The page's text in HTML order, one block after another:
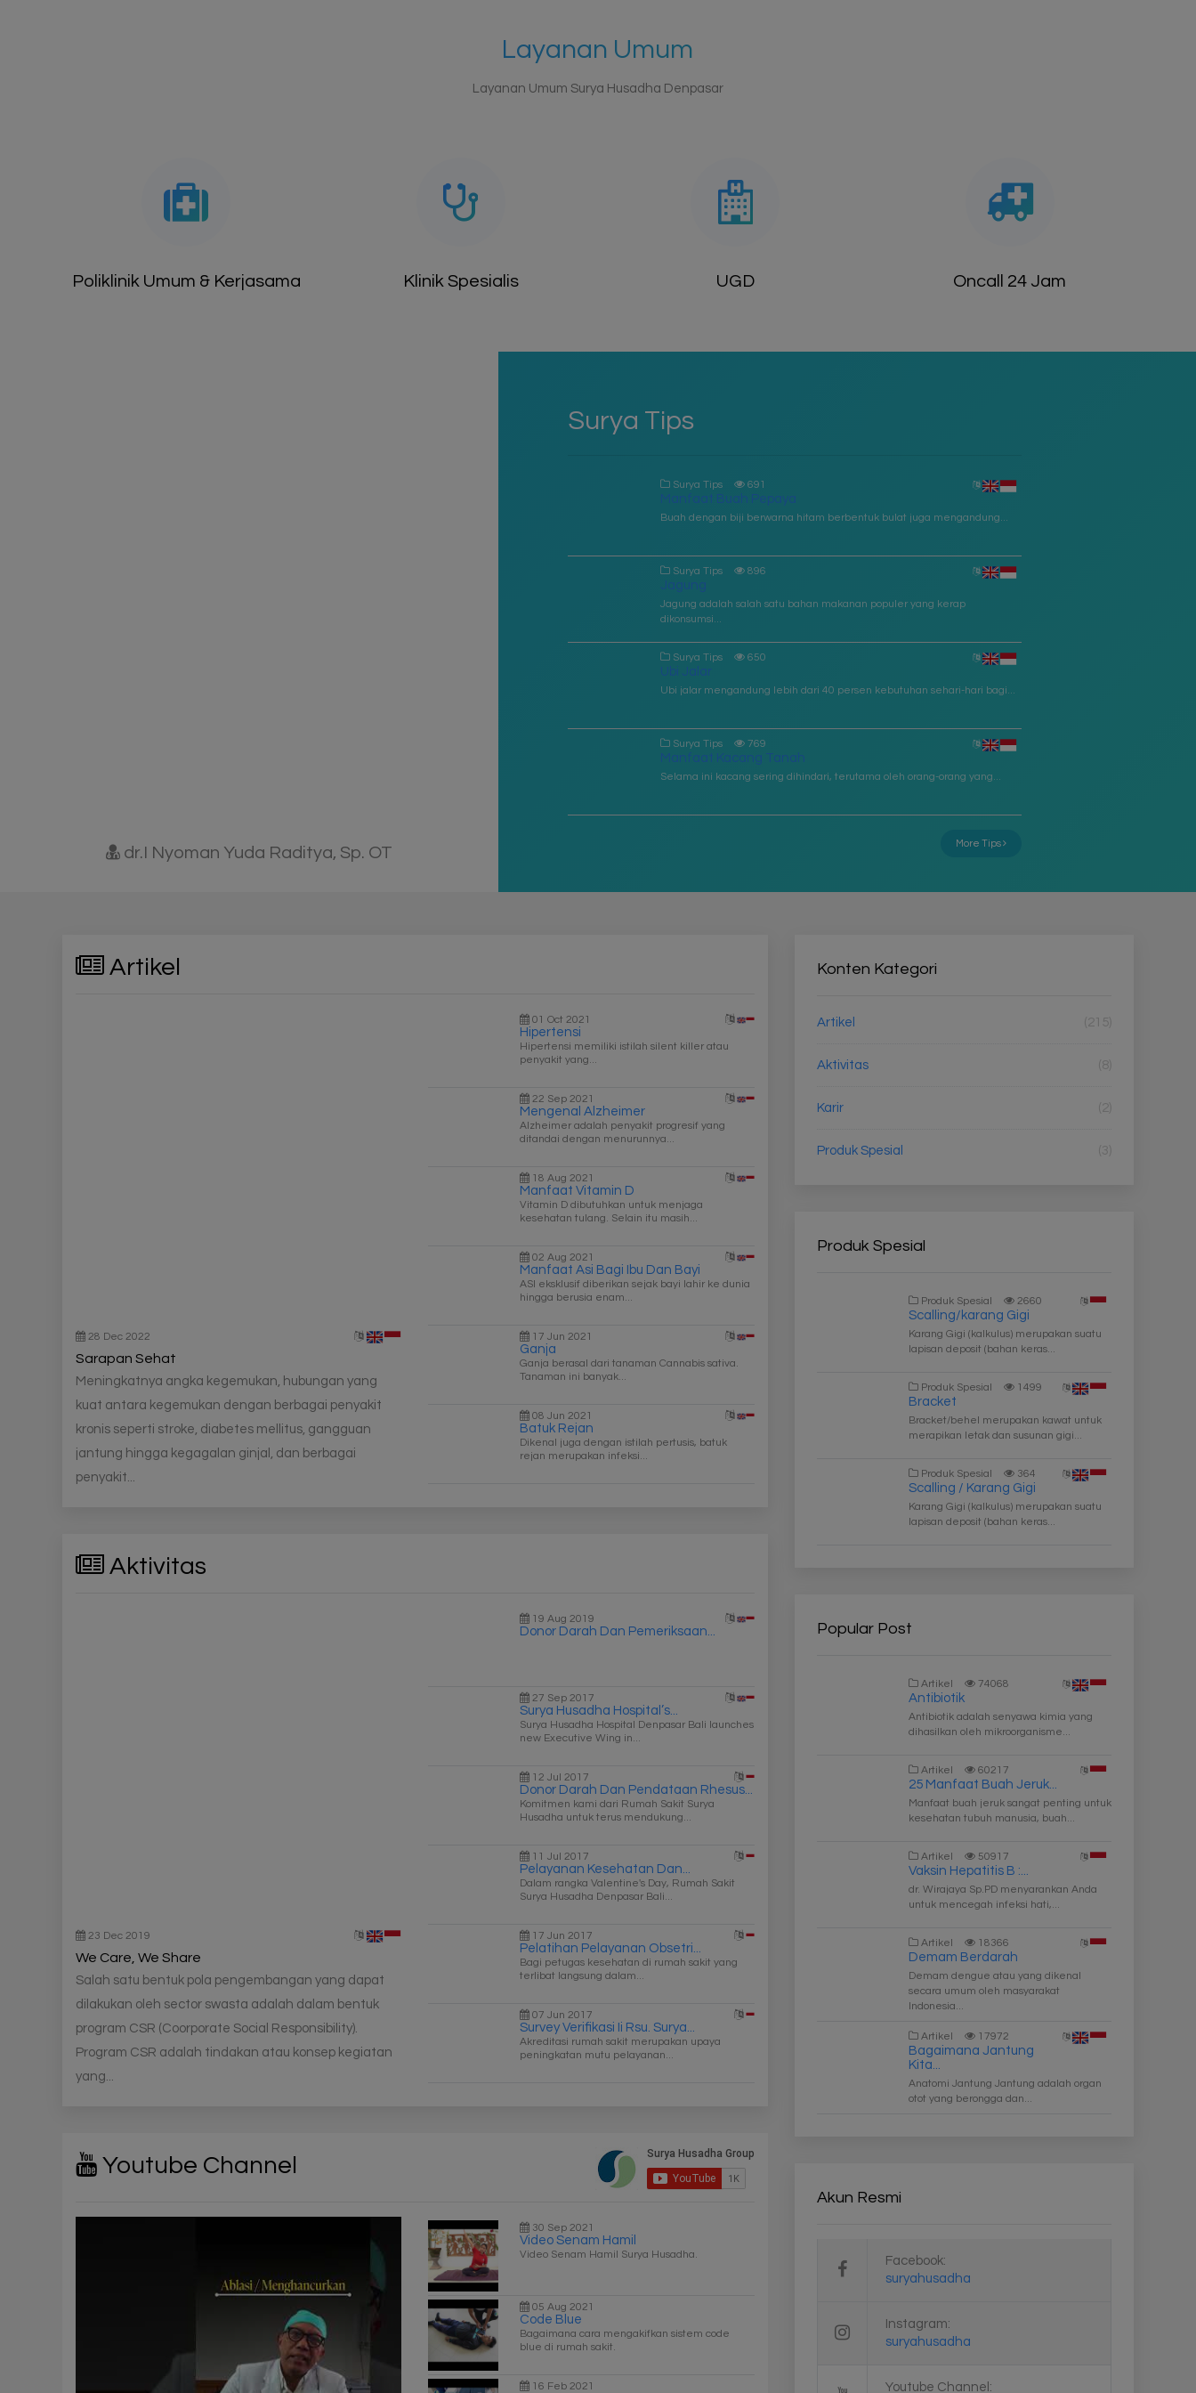
Layanan Umum
Layanan Umum Surya Husadha Denpasar
Poliklinik Umum & Kerjasama Klinik Spesialis UGD Oncall 24 Jam
dr.I Nyoman Yuda Raditya, Sp. OT
Surya Tips
Surya Tips 691
Manfaat Buah Pepaya
Buah dengan biji berwarna hitam berbentuk bulat juga mengandung...
Surya Tips 896
Jagung
Jagung adalah salah satu bahan makanan populer yang kerap
dikonsumsi...
Surya Tips 650
Ubi Jalar
Ubi jalar mengandung lebih dari 40 persen kebutuhan sehari-hari bagi...
Surya Tips 769
Manfaat Kacang Tanah
Selama ini kacang sering dihindari, terutama oleh orang-orang yang...
More Tips
Artikel
28 Dec 2022
Sarapan Sehat
Meningkatnya angka kegemukan, hubungan yang
kuat antara kegemukan dengan berbagai penyakit
kronis seperti stroke, diabetes mellitus, gangguan
jantung hingga kegagalan ginjal, dan berbagai
penyakit...
01 Oct 2021
Hipertensi
Hipertensi memiliki istilah silent killer atau
penyakit yang...
22 Sep 2021
Mengenal Alzheimer
Alzheimer adalah penyakit progresif yang
ditandai dengan menurunnya...
18 Aug 2021
Manfaat Vitamin D
Vitamin D dibutuhkan untuk menjaga
kesehatan tulang. Selain itu masih...
02 Aug 2021
Manfaat Asi Bagi Ibu Dan Bayi
ASI eksklusif diberikan sejak bayi lahir ke dunia
hingga berusia enam...
17 Jun 2021
Ganja
Ganja berasal dari tanaman Cannabis sativa.
Tanaman ini banyak...
08 Jun 2021
Batuk Rejan
Dikenal juga dengan istilah pertusis, batuk
rejan merupakan infeksi...
Aktivitas
23 Dec 2019
We Care, We Share
Salah satu bentuk pola pengembangan yang dapat
dilakukan oleh sector swasta adalah dalam bentuk
program CSR (Coorporate Social Responsibility).
Program CSR adalah tindakan atau konsep kegiatan
yang...
19 Aug 2019
Donor Darah Dan Pemeriksaan...
27 Sep 2017
Surya Husadha Hospital’s...
Surya Husadha Hospital Denpasar Bali launches
new Executive Wing in...
12 Jul 2017
Donor Darah Dan Pendataan Rhesus...
Komitmen kami dari Rumah Sakit Surya
Husadha untuk terus mendukung...
11 Jul 2017
Pelayanan Kesehatan Dan...
Dalam rangka Valentine's Day, Rumah Sakit
Surya Husadha Denpasar Bali...
17 Jun 2017
Pelatihan Pelayanan Obsetri...
Bagi petugas kesehatan di rumah sakit yang
terlibat langsung dalam...
07 Jun 2017
Survey Verifikasi Ii Rsu. Surya...
Akreditasi rumah sakit merupakan upaya
peningkatan mutu pelayanan...
Youtube Channel
30 Sep 2021
Video Senam Hamil
Video Senam Hamil Surya Husadha.
05 Aug 2021
Code Blue
Bagaimana cara mengakifkan sistem code
blue di rumah sakit.
16 Feb 2021
Konten Kategori
Artikel (215)
Aktivitas (8)
Karir (2)
Produk Spesial (3)
Produk Spesial
Produk Spesial 2660
Scalling/karang Gigi
Karang Gigi (kalkulus) merupakan suatu
lapisan deposit (bahan keras...
Produk Spesial 1499
Bracket
Bracket/behel merupakan kawat untuk
merapikan letak dan susunan gigi...
Produk Spesial 364
Scalling / Karang Gigi
Karang Gigi (kalkulus) merupakan suatu
lapisan deposit (bahan keras...
Popular Post
Artikel 74068
Antibiotik
Antibiotik adalah senyawa kimia yang
dihasilkan oleh mikroorganisme...
Artikel 60217
25 Manfaat Buah Jeruk...
Manfaat buah jeruk sangat penting untuk
kesehatan tubuh manusia, buah...
Artikel 50917
Vaksin Hepatitis B :...
dr. Wirajaya Sp.PD menyarankan Anda
untuk mencegah infeksi hati,...
Artikel 18366
Demam Berdarah
Demam dengue atau yang dikenal
secara umum oleh masyarakat
Indonesia...
Artikel 17972
Bagaimana Jantung
Kita...
Anatomi Jantung Jantung adalah organ
otot yang berongga dan...
Akun Resmi
Facebook:
suryahusadha
Instagram:
suryahusadha
Youtube Channel: